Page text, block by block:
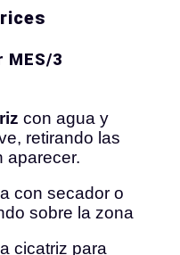
MES/3
con agua y
retirando las
aparecer.
con secador o
sobre la zona
cicatriz para